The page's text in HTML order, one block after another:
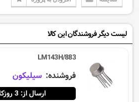
لیست دیگر فروشندگان این کالا
LM143H/883
فروشنده: سيليكون
ارسال از: 3 روزکاری دیگر